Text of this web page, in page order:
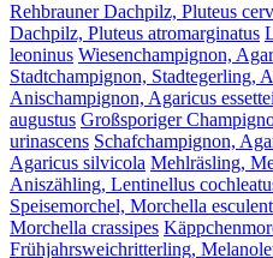
Rehbrauner Dachpilz, Pluteus
Dachpilz, Pluteus atromarginatus
leoninus Wiesenchampignon,
Stadtchampignon, Stadtegerling,
Anischampignon, Agaricus
augustus Großsporiger
urinascens Schafchampignon,
Agaricus silvicola Mehlräsling,
Aniszähling, Lentinellus
Speisemorchel, Morchella
Morchella crassipes
Frühjahrsweichritterling,